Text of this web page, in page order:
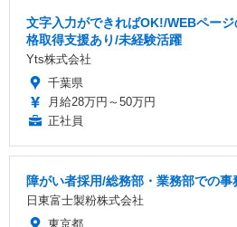
文字入力ができればOK!/WEBペー
格取得支援あり/未経験活躍
Yts株式会社
千葉県
月給28万円～50万円
正社員
障がい者採用/総務部・業務部での
日東富士製粉株式会社
東京都